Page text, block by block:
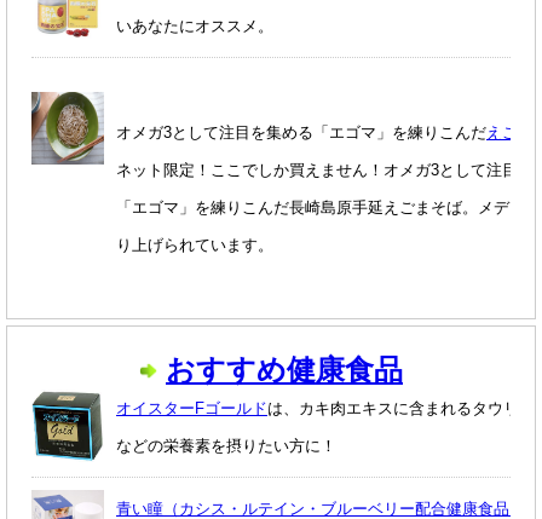
いあなたにオススメ。
オメガ3として注目を集める「エゴマ」を練りこんだえごま
ネット限定！ここでしか買えません！オメガ3として注目を
「エゴマ」を練りこんだ長崎島原手延えごまそば。メディ
り上げられています。
おすすめ健康食品
オイスターFゴールドは、カキ肉エキスに含まれるタウリン
などの栄養素を摂りたい方に！
青い瞳（カシス・ルテイン・ブルーベリー配合健康食品。）